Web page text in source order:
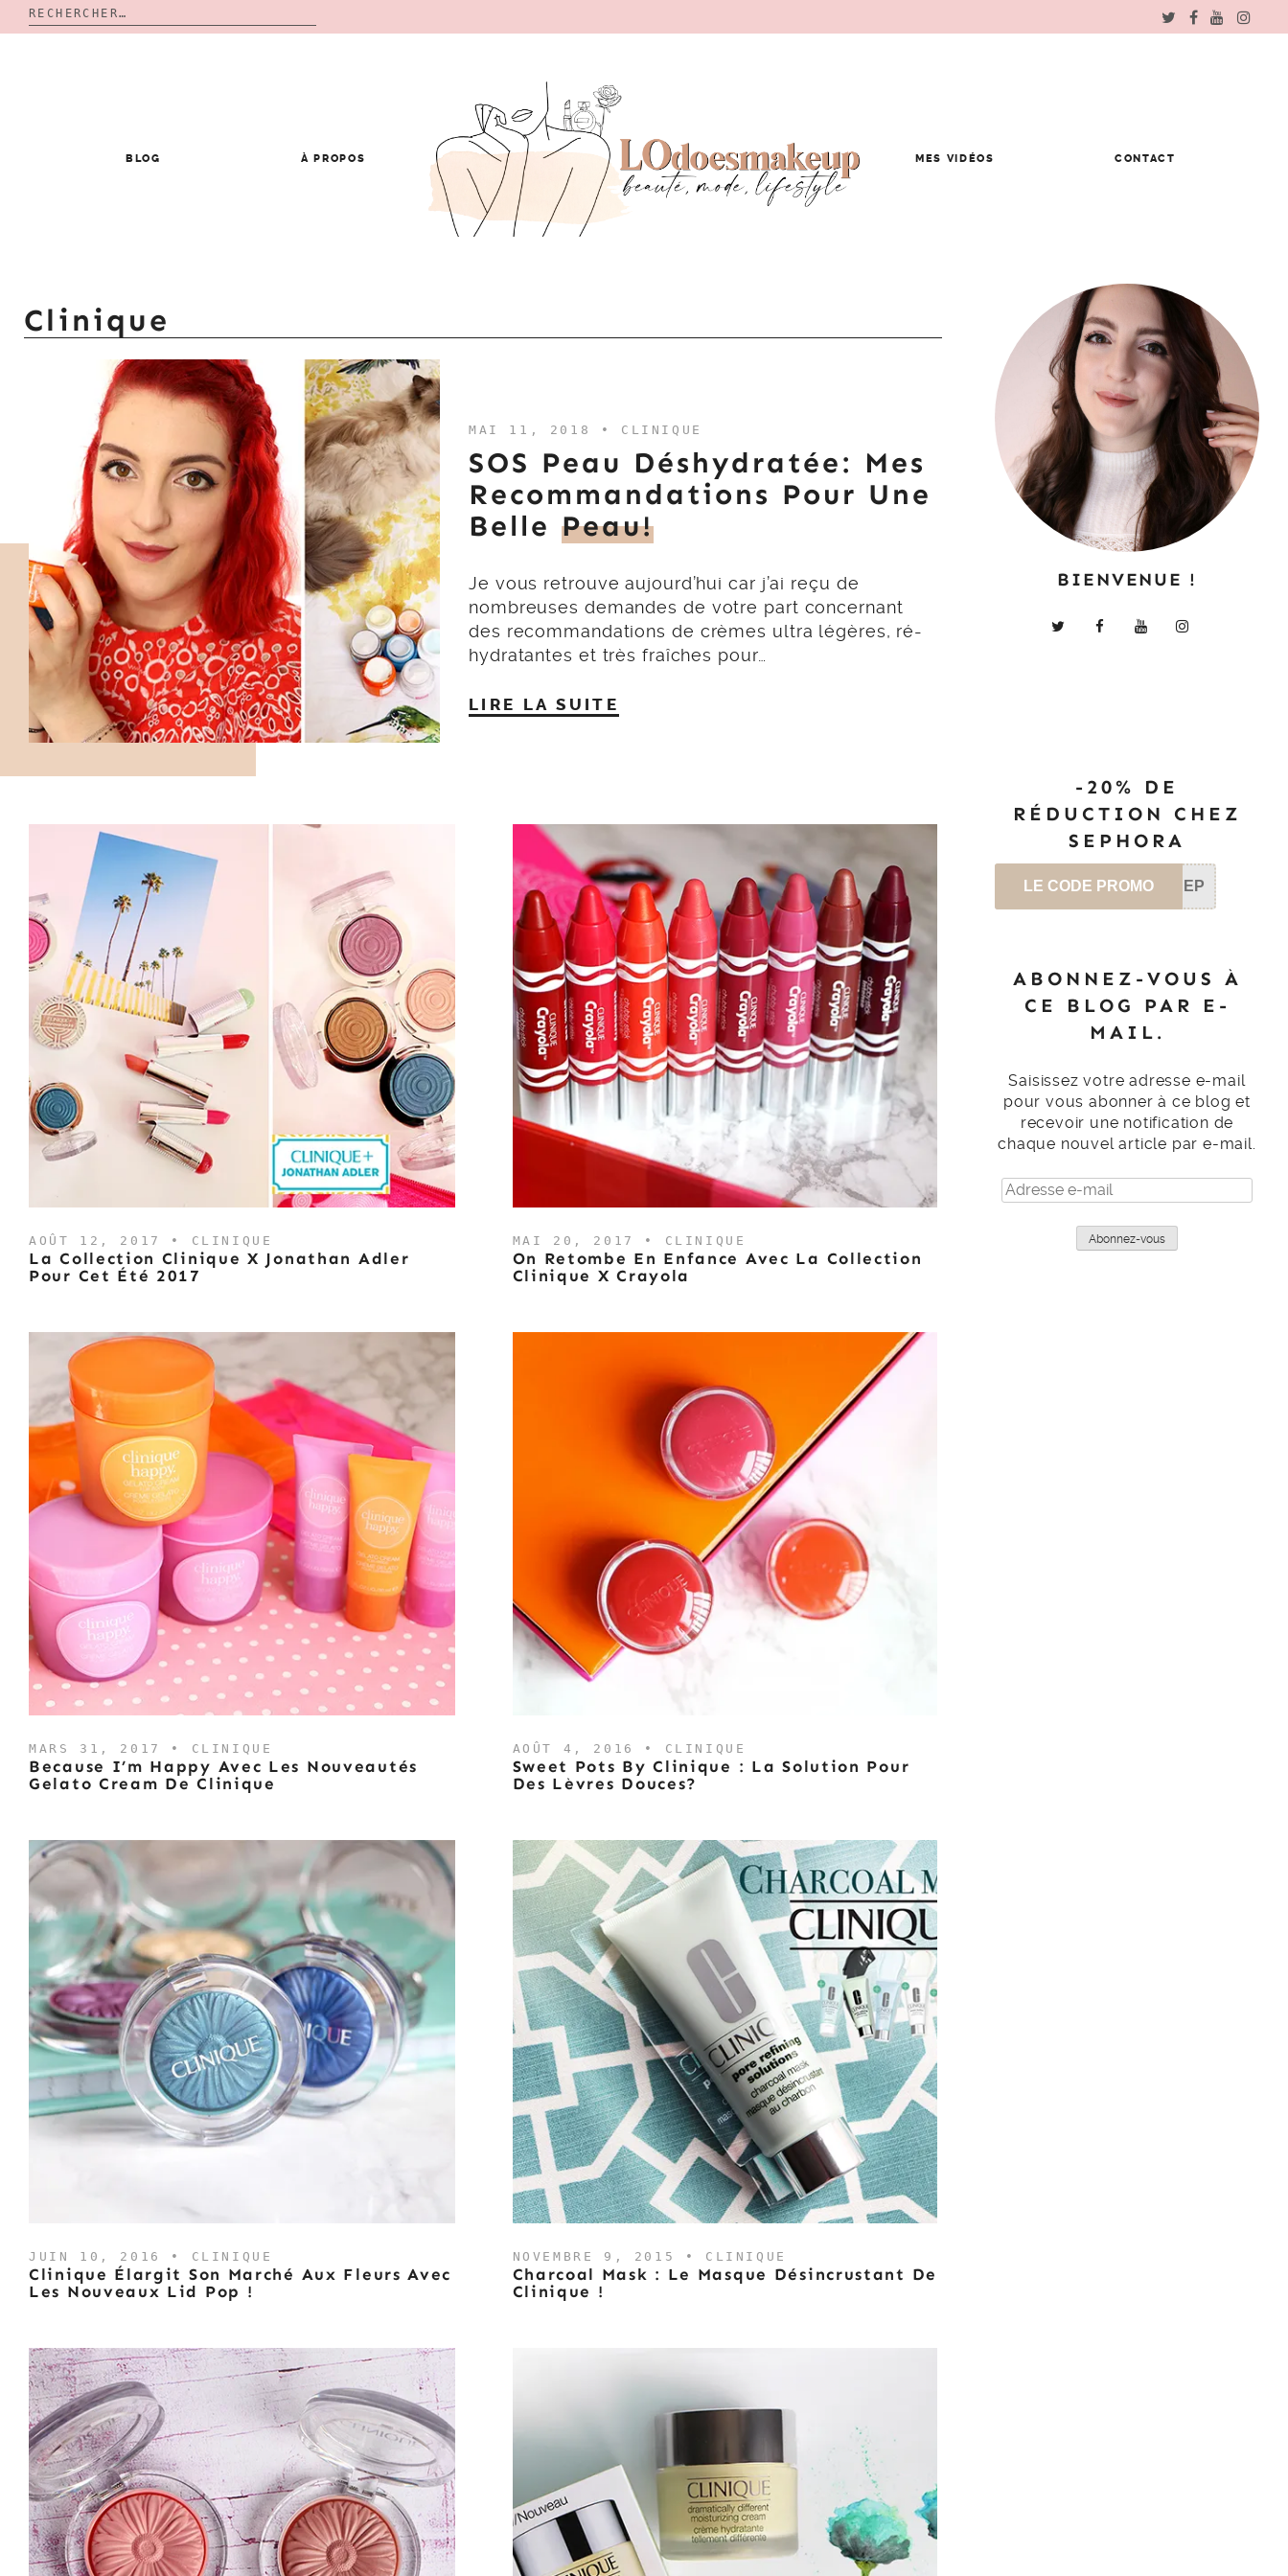
Rechercher :
BLOG À PROPOS MES VIDÉOS CONTACT
Clinique
MAI 11, 2018 • CLINIQUE
SOS Peau Déshydratée: Mes
Recommandations Pour Une
Belle Peau!
Je vous retrouve aujourd’hui car j’ai reçu de
nombreuses demandes de votre part concernant
des recommandations de crèmes ultra légères, ré-
hydratantes et très fraîches pour…
LIRE LA SUITE
AOÛT 12, 2017 • CLINIQUE
La Collection Clinique X Jonathan Adler
Pour Cet Été 2017
MAI 20, 2017 • CLINIQUE
On Retombe En Enfance Avec La Collection
Clinique X Crayola
MARS 31, 2017 • CLINIQUE
Because I’m Happy Avec Les Nouveautés
Gelato Cream De Clinique
AOÛT 4, 2016 • CLINIQUE
Sweet Pots By Clinique : La Solution Pour
Des Lèvres Douces?
JUIN 10, 2016 • CLINIQUE
Clinique Élargit Son Marché Aux Fleurs Avec
Les Nouveaux Lid Pop !
NOVEMBRE 9, 2015 • CLINIQUE
Charcoal Mask : Le Masque Désincrustant De
Clinique !
BIENVENUE !
-20% DE
RÉDUCTION CHEZ
SEPHORA
LE CODE PROMO SEP
ABONNEZ-VOUS À
CE BLOG PAR E-
MAIL.
Saisissez votre adresse e-mail
pour vous abonner à ce blog et
recevoir une notification de
chaque nouvel article par e-mail.
Adresse
e-
Abonnez-vous